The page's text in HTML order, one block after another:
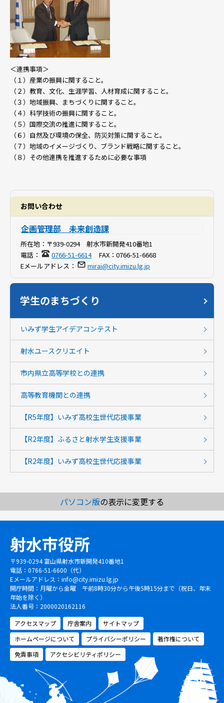
＜連携事項＞
（１）産業の振興に関すること。
（２）教育、文化、生涯学習、人材育成に関すること。
（３）地域振興、まちづくりに関すること。
（４）科学技術の振興に関すること。
（５）国際交流の推進に関すること。
（６）自然及び環境の保全、防災対策に関すること。
（７）地域のイメージづくり、ブランド戦略に関すること。
（８）その他連携を推進するために必要な事項
お問い合わせ
企画管理部 未来創造課
所在地： 〒939-0294 射水市新開発410番地1
電話：
0766-51-6614FAX： 0766-51-6668
Eメールアドレス：
mirai@city.imizu.lg.jp
学生のまちづくり
いみず学生アイデアコンテスト
射水ユースクリエイト
市内県立高等学校との連携
高等教育機関との連携
【R5年度】いみず高校生世代応援事業
【R2年度】ふるさと射水学生支援事業
【R2年度】いみず高校生世代応援事業
パソコン版の表示に変更する
射水市役所
〒939-0294 富山県射水市新開発410番地1
電話：0766-51-6600（代）
Eメールアドレス： info@city.imizu.lg.jp
開庁時間：月曜から金曜 午前8時30分から午後5時15分まで（祝日、年末
年始を除く）
法人番号：2000020162116
アクセスマップ
庁舎案内
サイトマップ
ホームページについて
プライバシーポリシー
著作権について
免責事項
アクセシビリティポリシー